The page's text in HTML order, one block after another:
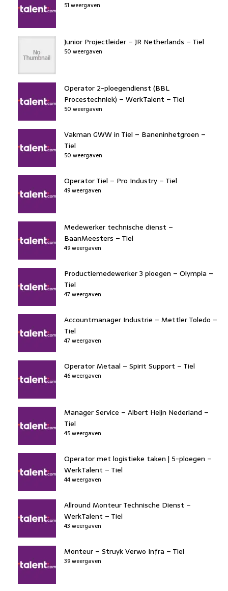
51 weergaven
Junior Projectleider – JR Netherlands – Tiel
50 weergaven
Operator 2-ploegendienst (BBL
Procestechniek) – WerkTalent – Tiel
50 weergaven
Vakman GWW in Tiel – Baneninhetgroen –
Tiel
50 weergaven
Operator Tiel – Pro Industry – Tiel
49 weergaven
Medewerker technische dienst –
BaanMeesters – Tiel
49 weergaven
Productiemedewerker 3 ploegen – Olympia –
Tiel
47 weergaven
Accountmanager Industrie – Mettler Toledo –
Tiel
47 weergaven
Operator Metaal – Spirit Support – Tiel
46 weergaven
Manager Service – Albert Heijn Nederland –
Tiel
45 weergaven
Operator met logistieke taken | 5-ploegen –
WerkTalent – Tiel
44 weergaven
Allround Monteur Technische Dienst –
WerkTalent – Tiel
43 weergaven
Monteur – Struyk Verwo Infra – Tiel
39 weergaven